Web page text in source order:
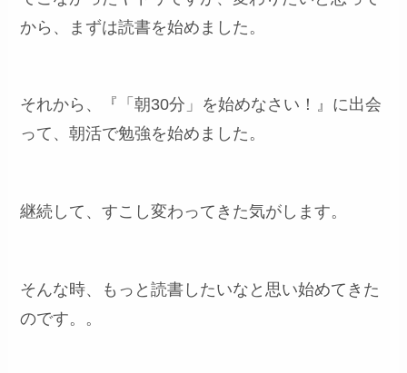
から、まずは読書を始めました。
それから、『「朝30分」を始めなさい！』に出会
って、朝活で勉強を始めました。
継続して、すこし変わってきた気がします。
そんな時、もっと読書したいなと思い始めてきた
のです。。